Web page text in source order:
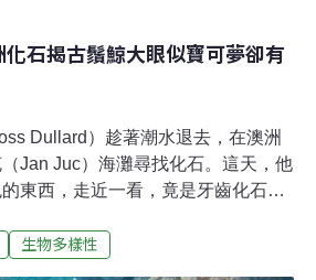
石揭古鬚鯨大眼似寶可夢卻有
Dullard）趁著潮水退去，在澳洲
Jan Juc）海灘尋找化石。這天，他
東西，走近一看，竟是牙齒化石。
亞博物館（Museums Victoria）研
生物多樣性